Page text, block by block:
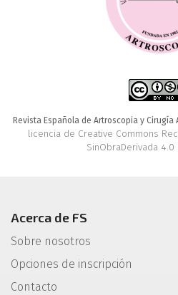
Revista Española de Artroscopia y
licencia de Creative Commons
SinObraDerivada
Acerca de FS
Sobre nosotros
Opciones de inscripción
Contacto